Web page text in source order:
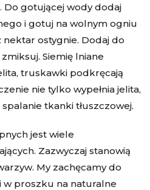
Do gotującej wody dodaj
i gotuj na wolnym ogniu
nektar ostygnie. Dodaj do
Siemię lniane
truskawki podkręcają
nie tylko wypełnia jelita,
tkanki tłuszczowej.
jest wiele
Zazwyczaj stanowią
My zachęcamy do
w proszku na naturalne